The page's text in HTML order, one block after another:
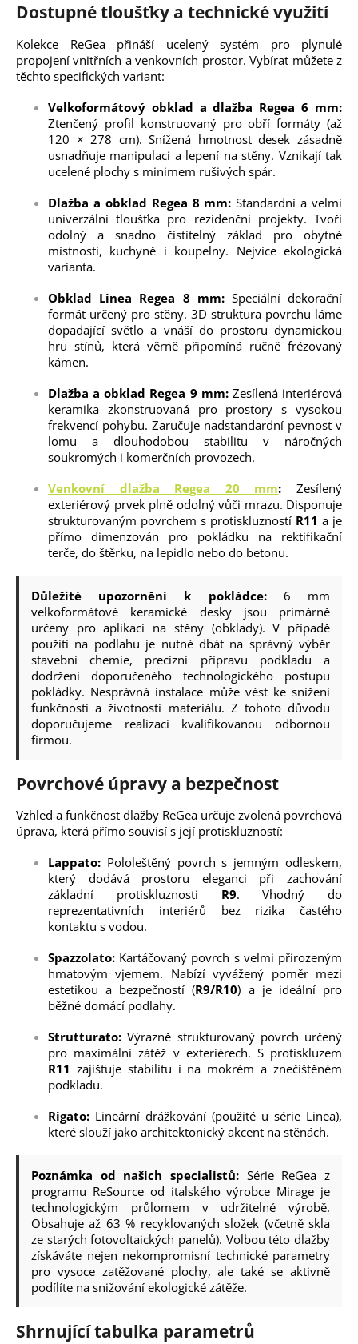
Dostupné tloušťky a technické využití
Kolekce ReGea přináší ucelený systém pro plynulé
propojení vnitřních a venkovních prostor. Vybírat můžete z
těchto specifických variant:
Velkoformátový obklad a dlažba Regea 6 mm:
Ztenčený profil konstruovaný pro obří formáty (až
120 × 278 cm). Snížená hmotnost desek zásadně
usnadňuje manipulaci a lepení na stěny. Vznikají tak
ucelené plochy s minimem rušivých spár.
Dlažba a obklad Regea 8 mm: Standardní a velmi
univerzální tloušťka pro rezidenční projekty. Tvoří
odolný a snadno čistitelný základ pro obytné
místnosti, kuchyně i koupelny. Nejvíce ekologická
varianta.
Obklad Linea Regea 8 mm:Speciální dekorační
formát určený pro stěny. 3D struktura povrchu láme
dopadající světlo a vnáší do prostoru dynamickou
hru stínů, která věrně připomíná ručně frézovaný
kámen.
Dlažba a obklad Regea 9 mm:Zesílená interiérová
keramika zkonstruovaná pro prostory s vysokou
frekvencí pohybu. Zaručuje nadstandardní pevnost v
lomu a dlouhodobou stabilitu v náročných
soukromých i komerčních provozech.
Venkovní dlažba Regea 20 mm: Zesílený
exteriérový prvek plně odolný vůči mrazu. Disponuje
strukturovaným povrchem s protiskluzností R11 a je
přímo dimenzován pro pokládku na rektifikační
terče, do štěrku, na lepidlo nebo do betonu.
Důležité upozornění k pokládce:6 mm
velkoformátové keramické desky jsou primárně
určeny pro aplikaci na stěny (obklady). V případě
použití na podlahu je nutné dbát na správný výběr
stavební chemie, precizní přípravu podkladu a
dodržení doporučeného technologického postupu
pokládky. Nesprávná instalace může vést ke snížení
funkčnosti a životnosti materiálu. Z tohoto důvodu
doporučujeme realizaci kvalifikovanou odbornou
firmou.
Povrchové úpravy a bezpečnost
Vzhled a funkčnost dlažby ReGea určuje zvolená povrchová
úprava, která přímo souvisí s její protiskluzností:
Lappato: Pololeštěný povrch s jemným odleskem,
který dodává prostoru eleganci při zachování
základní protiskluznosti R9. Vhodný do
reprezentativních interiérů bez rizika častého
kontaktu s vodou.
Spazzolato: Kartáčovaný povrch s velmi přirozeným
hmatovým vjemem. Nabízí vyvážený poměr mezi
estetikou a bezpečností (R9/R10) a je ideální pro
běžné domácí podlahy.
Strutturato: Výrazně strukturovaný povrch určený
pro maximální zátěž v exteriérech. S protiskluzem
R11 zajišťuje stabilitu i na mokrém a znečištěném
podkladu.
Rigato: Lineární drážkování (použité u série Linea),
které slouží jako architektonický akcent na stěnách.
Poznámka od našich specialistů: Série ReGea z
programu ReSource od italského výrobce Mirage je
technologickým průlomem v udržitelné výrobě.
Obsahuje až 63 % recyklovaných složek (včetně skla
ze starých fotovoltaických panelů). Volbou této dlažby
získáváte nejen nekompromisní technické parametry
pro vysoce zatěžované plochy, ale také se aktivně
podílíte na snižování ekologické zátěže.
Shrnující tabulka parametrů